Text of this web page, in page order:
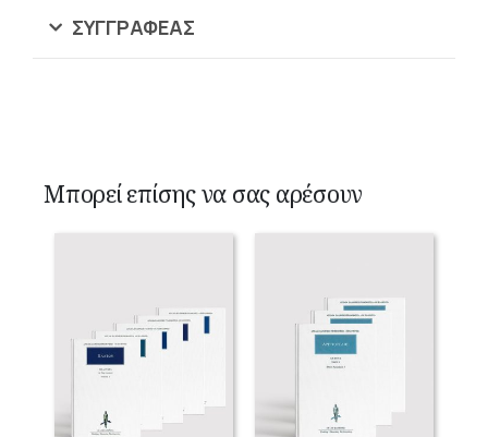
ΣΥΓΓΡΑΦΈΑΣ
Μπορεί επίσης να σας αρέσουν